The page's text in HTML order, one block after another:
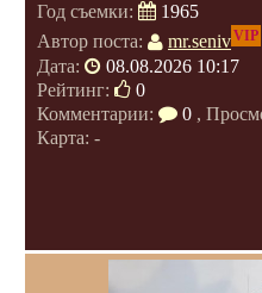
Год съемки:
1965
Автор поста:
mr.senivVIP
Дата:
08.08.2026 10:17
Рейтинг:
0
Комментарии:
0 ,
Карта: -